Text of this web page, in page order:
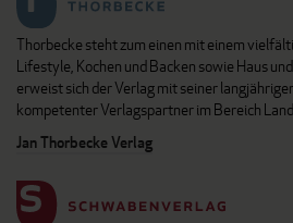
Thorbecke steht zum einen mit einem
Lifestyle, Kochen und Backen sowie Haus
erweist sich der Verlag mit seiner
kompetenter Verlagspartner im Bereich
Jan Thorbecke Verlag